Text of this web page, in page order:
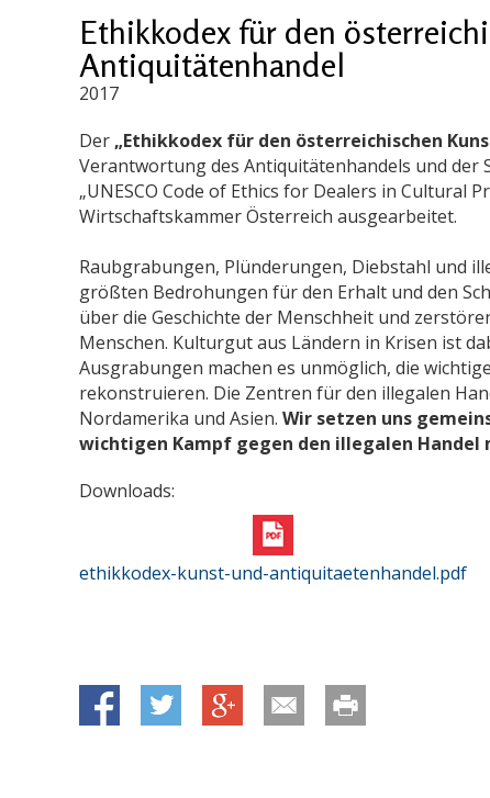
Ethikkodex für den
Antiquitätenhandel
2017
Der „Ethikkodex für den österreichischen
Verantwortung des Antiquitätenhandels und der
„UNESCO Code of Ethics for Dealers in Cultural
Wirtschaftskammer Österreich ausgearbeitet.
Raubgrabungen, Plünderungen, Diebstahl und
größten Bedrohungen für den Erhalt und den
über die Geschichte der Menschheit und
Menschen. Kulturgut aus Ländern in Krisen ist
Ausgrabungen machen es unmöglich, die
rekonstruieren. Die Zentren für den illegalen
Nordamerika und Asien. Wir setzen uns
wichtigen Kampf gegen den illegalen
Downloads:
ethikkodex-kunst-und-antiquitaetenhandel.pdf